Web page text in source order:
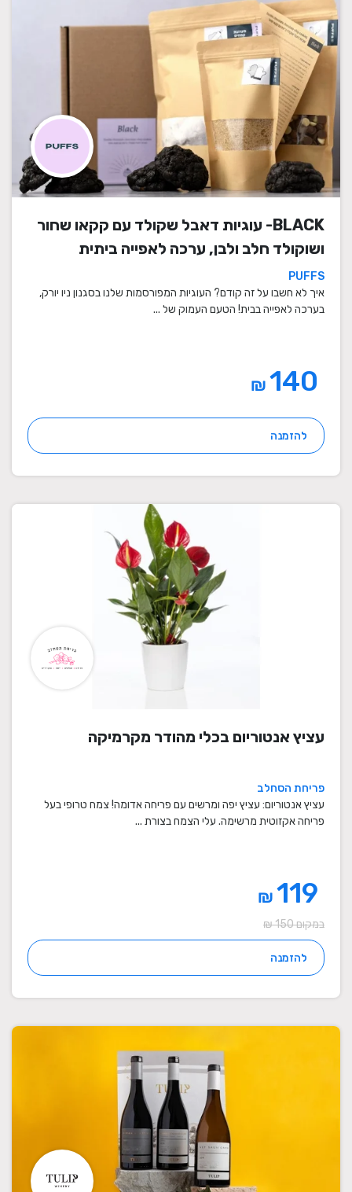
BLACK- עוגיות דאבל שקולד עם קקאו שחור
ושוקולד חלב ולבן, ערכה לאפייה ביתית
PUFFS
איך לא חשבו על זה קודם? העוגיות המפורסמות שלנו בסגנון ניו יורק,
בערכה לאפייה בבית! הטעם העמוק של ...
₪
להזמנה
עציץ אנטוריום בכלי מהודר מקרמיקה
פריחת הסחלב
עציץ אנטוריום: עציץ יפה ומרשים עם פריחה אדומה! צמח טרופי בעל
פריחה אקזוטית מרשימה. עלי הצמח בצורת ...
₪
במקום 150 ₪
להזמנה